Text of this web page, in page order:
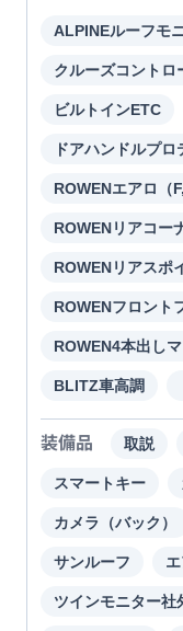
ALPINEルーフモ
クルーズコントロ
ビルトインETC
ドアハンドルプロ
ROWENエアロ（
ROWENリアコー
ROWENリアスポ
ROWENフロント
ROWEN4本出し
BLITZ車高調
装備品 取説
スマートキー
カメラ（バック）
サンルーフ
ツインモニター社